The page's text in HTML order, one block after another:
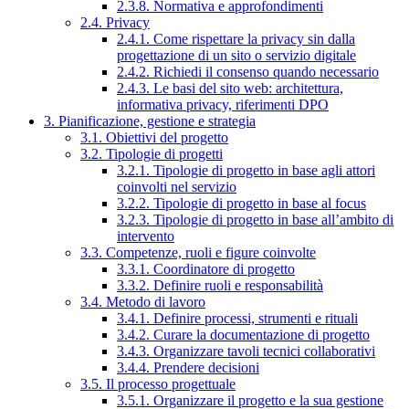
2.3.8. Normativa e approfondimenti
2.4. Privacy
2.4.1. Come rispettare la privacy sin dalla
progettazione di un sito o servizio digitale
2.4.2. Richiedi il consenso quando necessario
2.4.3. Le basi del sito web: architettura,
informativa privacy, riferimenti DPO
3. Pianificazione, gestione e strategia
3.1. Obiettivi del progetto
3.2. Tipologie di progetti
3.2.1. Tipologie di progetto in base agli attori
coinvolti nel servizio
3.2.2. Tipologie di progetto in base al focus
3.2.3. Tipologie di progetto in base all’ambito di
intervento
3.3. Competenze, ruoli e figure coinvolte
3.3.1. Coordinatore di progetto
3.3.2. Definire ruoli e responsabilità
3.4. Metodo di lavoro
3.4.1. Definire processi, strumenti e rituali
3.4.2. Curare la documentazione di progetto
3.4.3. Organizzare tavoli tecnici collaborativi
3.4.4. Prendere decisioni
3.5. Il processo progettuale
3.5.1. Organizzare il progetto e la sua gestione